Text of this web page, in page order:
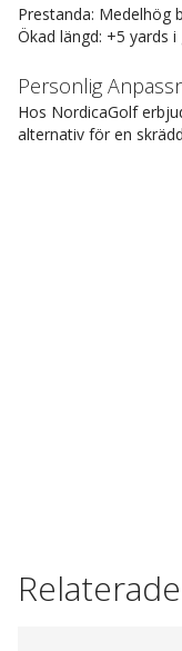
Prestanda: Medelhög
Ökad längd: +5 yards
Personlig
Hos NordicaGolf
alternativ för en